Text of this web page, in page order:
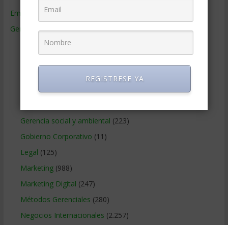
Empresas de Gerencia
Gerencia(9.477)
Ciencias Económicas
Contabilidad(466)
Estrategia Empresarial
Gerencia social y ambiental (223)
Gobierno Corporativo (11)
Legal (125)
Marketing(988)
Marketing Digital (247)
Métodos Gerenciales (280)
Negocios Internacionales (2.257)
REGISTRESE YA